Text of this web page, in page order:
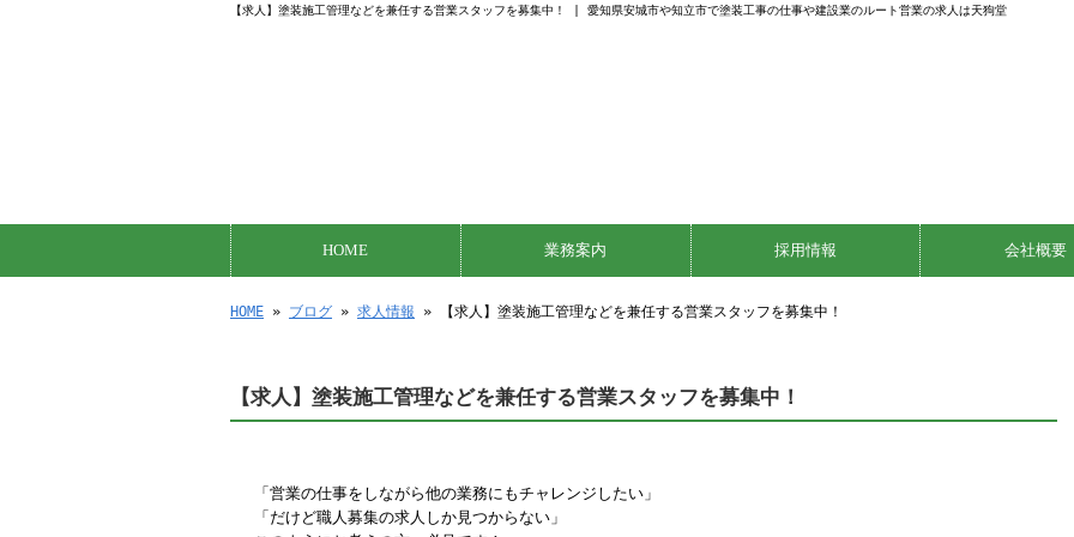
【求人】塗装施工管理などを兼任する営業スタッフを募集中！ | 愛知県安城市や知立市で塗装工事の仕事や建設業のルート営業の求人は天狗堂
HOME 業務案内 採用情報 会社概要
HOME » ブログ » 求人情報 » 【求人】塗装施工管理などを兼任する営業スタッフを募集中！
【求人】塗装施工管理などを兼任する営業スタッフを募集中！
「営業の仕事をしながら他の業務にもチャレンジしたい」
「だけど職人募集の求人しか見つからない」